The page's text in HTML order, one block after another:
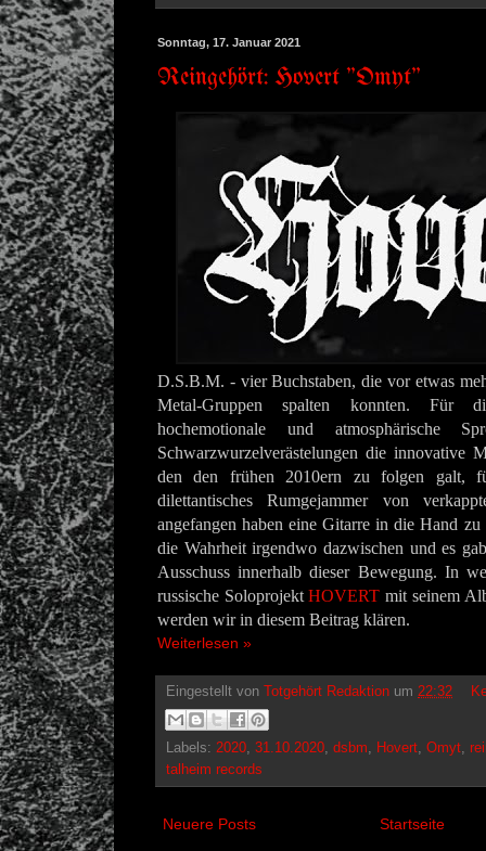
Sonntag, 17. Januar 2021
Reingehört: Hovert "Omyt"
D.S.B.M. - vier Buchstaben, die vor etwas
Metal-Gruppen spalten konnten. Für
hochemotionale und atmosphärische
Schwarzwurzelverästelungen die innovative
den den frühen 2010ern zu folgen galt,
dilettantisches Rumgejammer von
angefangen haben eine Gitarre in die Hand
die Wahrheit irgendwo dazwischen und es
Ausschuss innerhalb dieser Bewegung. In
russische SoloprojektHOVERT mit seinem
werden wir in diesem Beitrag klären.
Weiterlesen »
Eingestellt von Totgehört Redaktion um 22:32
Labels: 2020, 31.10.2020, dsbm, Hovert, Omyt,
talheim records
Neuere Posts Startseite